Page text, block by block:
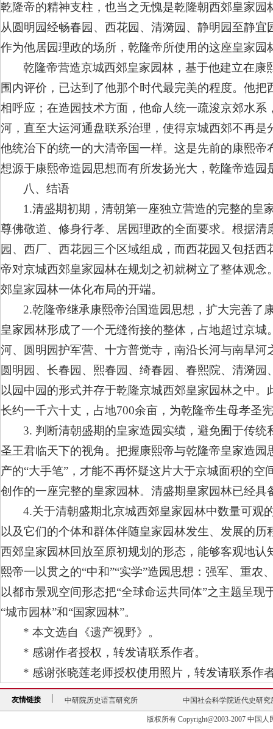
乾隆帝的精神支柱，也当之无愧是乾隆朝西郊皇家
从圆明园经畅春园、西花园、清漪园、静明园至静
作为他居园理政的场所，乾隆帝所使用的这座皇家
乾隆帝营造京城西郊皇家园林，基于他建立在
围内评价，已达到了他那个时代最完美的程度。他
相呼应；在造园技术方面，他命人统一疏浚京郊水
河，直至大运河通盘联系治理，使得京城西郊不再
他统治下的统一的大清帝国一样。这是先前的康熙
想源于康熙帝造园思想而有所发扬光大，乾隆帝造
八、结语
1.清盛期初期，清朝第一座独立营造的完整的
尊佛敬道、修身行孝、居园理政的全面要求。根据
园、西厂、西花园三个区域组成，而西花园又包括
帝对京城西郊皇家园林在规划之初就树立了整体观
郊皇家园林一体化布局的开端。
2.乾隆帝继承康熙帝治国造园思想，扩大完善了
皇家园林形成了一个无缝衔接的整体，占地超过京
河、圆明园护军营、十方普觉寺，南沿长河与南旱
圆明园、长春园、熙春园、绮春园、春熙院、清漪
以园中园的形式并存于乾隆京城西郊皇家园林之中
长约一千六十丈，占地700余亩，为乾隆帝生母孝圣
3. 判断清朝盛期的皇家造园实绩，避免囿于传
圣王君临天下的视角。把握康熙帝与乾隆帝皇家造
产的“大手笔”，才能不再怀疑这片大于京城面积的
创作的一座完整的皇家园林。清盛期皇家园林已经具
4.关于清朝盛期北京城西郊皇家园林中数量可观
以及它们的个体和群体伴随皇家园林发生、发展的
西郊皇家园林回放至原初规划的形态，能够客观地
熙帝一以贯之的“中和”“实学”造园思想：强军、重
以都市景观空间形态把“全球命运共同体”之主题呈
“城市园林”和“国家园林”。
* 本文选自《遗产视野》。
* 感谢作者授权，转发请联系作者。
* 感谢张晓莲老师授权使用照片，转发请联系作
友情链接
中研院历史语言研究所
中国社会科学院近代史研究
中研院历史语言研究所
中国社会科学院近代史研究
版权所有 Copyright@2003-2007 中国